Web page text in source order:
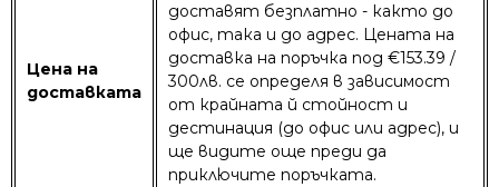
Цена на
доставката
доставят безплатно - както до
офис, така и до адрес. Цената на
доставка на поръчка под €153.39 /
300лв. се определя в зависимост
от крайната й стойност и
дестинация (до офис или адрес), и
ще видите още преди да
приключите поръчката.